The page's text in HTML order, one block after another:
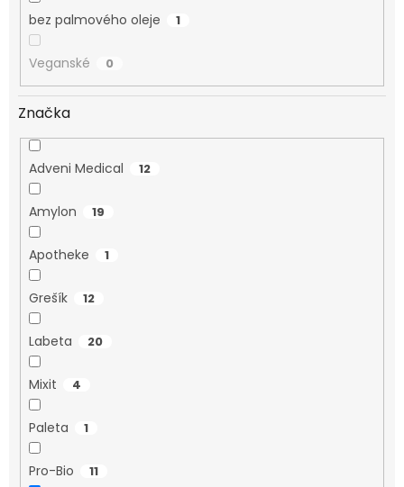
bez palmového oleje 1
Veganské 0
Značka
Adveni Medical 12
Amylon 19
Apotheke 1
Grešík 12
Labeta 20
Mixit 4
Paleta 1
Pro-Bio 11